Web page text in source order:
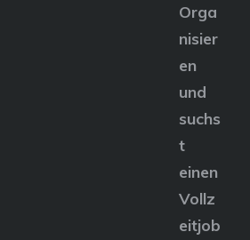
Orga
nisier
en
und
suchs
t
einen
Vollz
eitjob